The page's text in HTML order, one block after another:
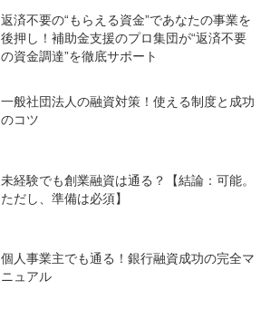
返済不要の“もらえる資金”であなたの事業を
後押し！補助金支援のプロ集団が“返済不要
の資金調達”を徹底サポート
一般社団法人の融資対策！使える制度と成功
のコツ
未経験でも創業融資は通る？【結論：可能。
ただし、準備は必須】
個人事業主でも通る！銀行融資成功の完全マ
ニュアル